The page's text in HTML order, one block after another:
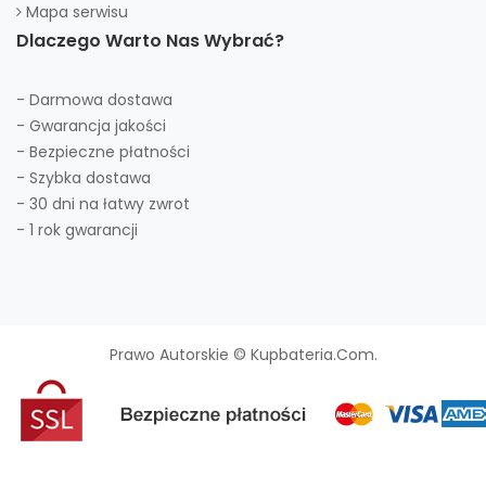
Mapa serwisu
Dlaczego Warto Nas Wybrać?
- Darmowa dostawa
- Gwarancja jakości
- Bezpieczne płatności
- Szybka dostawa
- 30 dni na łatwy zwrot
- 1 rok gwarancji
Prawo Autorskie © Kupbateria.com.